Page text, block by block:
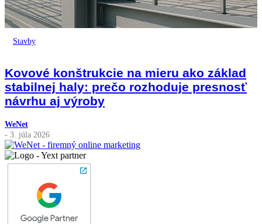
Stavby
Kovové konštrukcie na mieru ako základ
stabilnej haly: prečo rozhoduje presnosť
návrhu aj výroby
WeNet
- 3. júla 2026